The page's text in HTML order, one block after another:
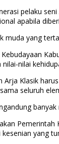
pelaku
apabila
muda yang
nilai
Arja Klasik
seluruh
yang